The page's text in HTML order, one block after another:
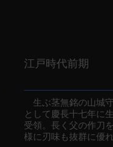
江戸時代前期
生ぶ茎無銘の山城
として慶長十七年に
受領。長く父の作刀
様に刃味も抜群に優